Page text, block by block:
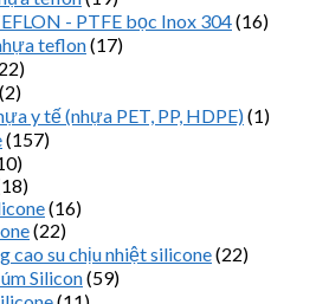
- PTFE bọc Inox 304(16)
teflon(17)
(2)
y tế (nhựa PET, PP, HDPE)(1)
(157)
(16)
(22)
cao su chịu nhiệt silicone(22)
Silicon(59)